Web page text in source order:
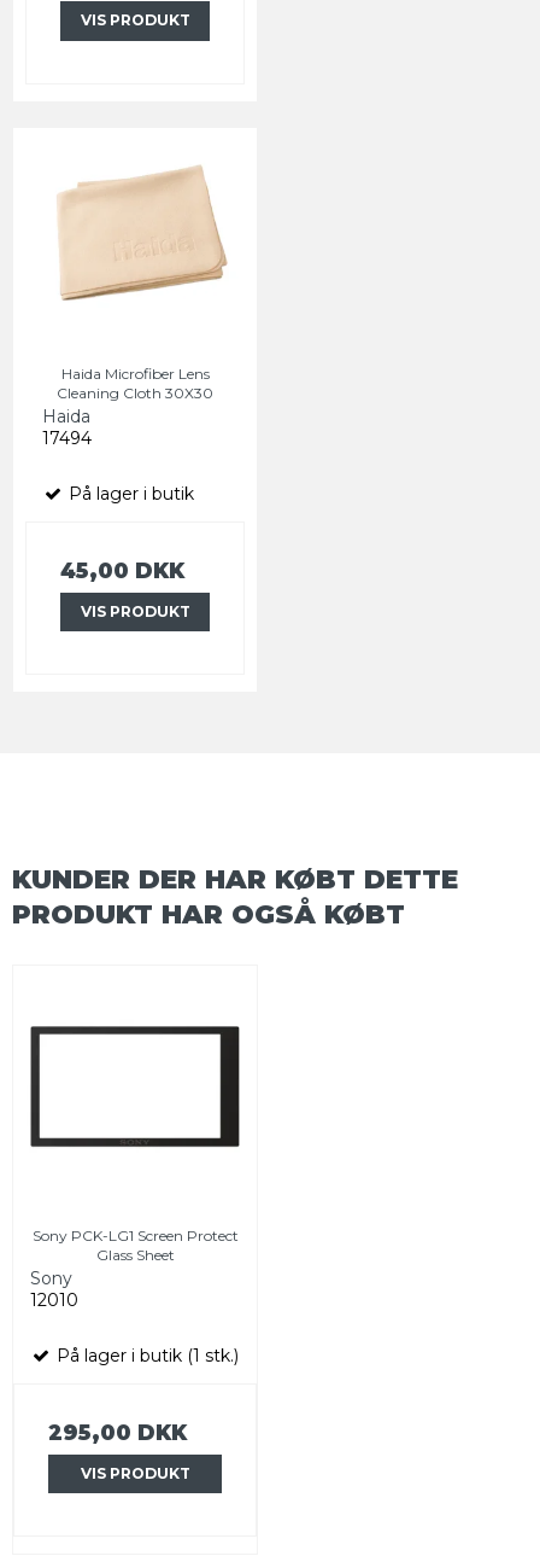
VIS PRODUKT
Haida Microfiber Lens
Cleaning Cloth 30X30
Haida
17494
På lager i butik
45,00 DKK
VIS PRODUKT
KUNDER DER HAR KØBT DETTE
PRODUKT HAR OGSÅ KØBT
Sony PCK-LG1 Screen Protect
Glass Sheet
Sony
12010
På lager i butik (1 stk.)
295,00 DKK
VIS PRODUKT